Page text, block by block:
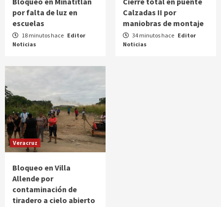
por falta de luz en
escuelas
18 minutos hace Editor
Noticias
Calzadas II por
maniobras de montaje
34 minutos hace Editor
Noticias
Veracruz
Bloqueo en Villa
Allende por
contaminación de
tiradero a cielo abierto